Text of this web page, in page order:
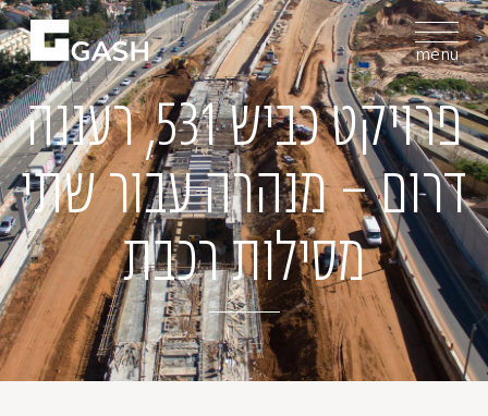
menu
פרויקט כביש 531, רעננה
דרום – מנהרה עבור שתי
מסילות רכבת